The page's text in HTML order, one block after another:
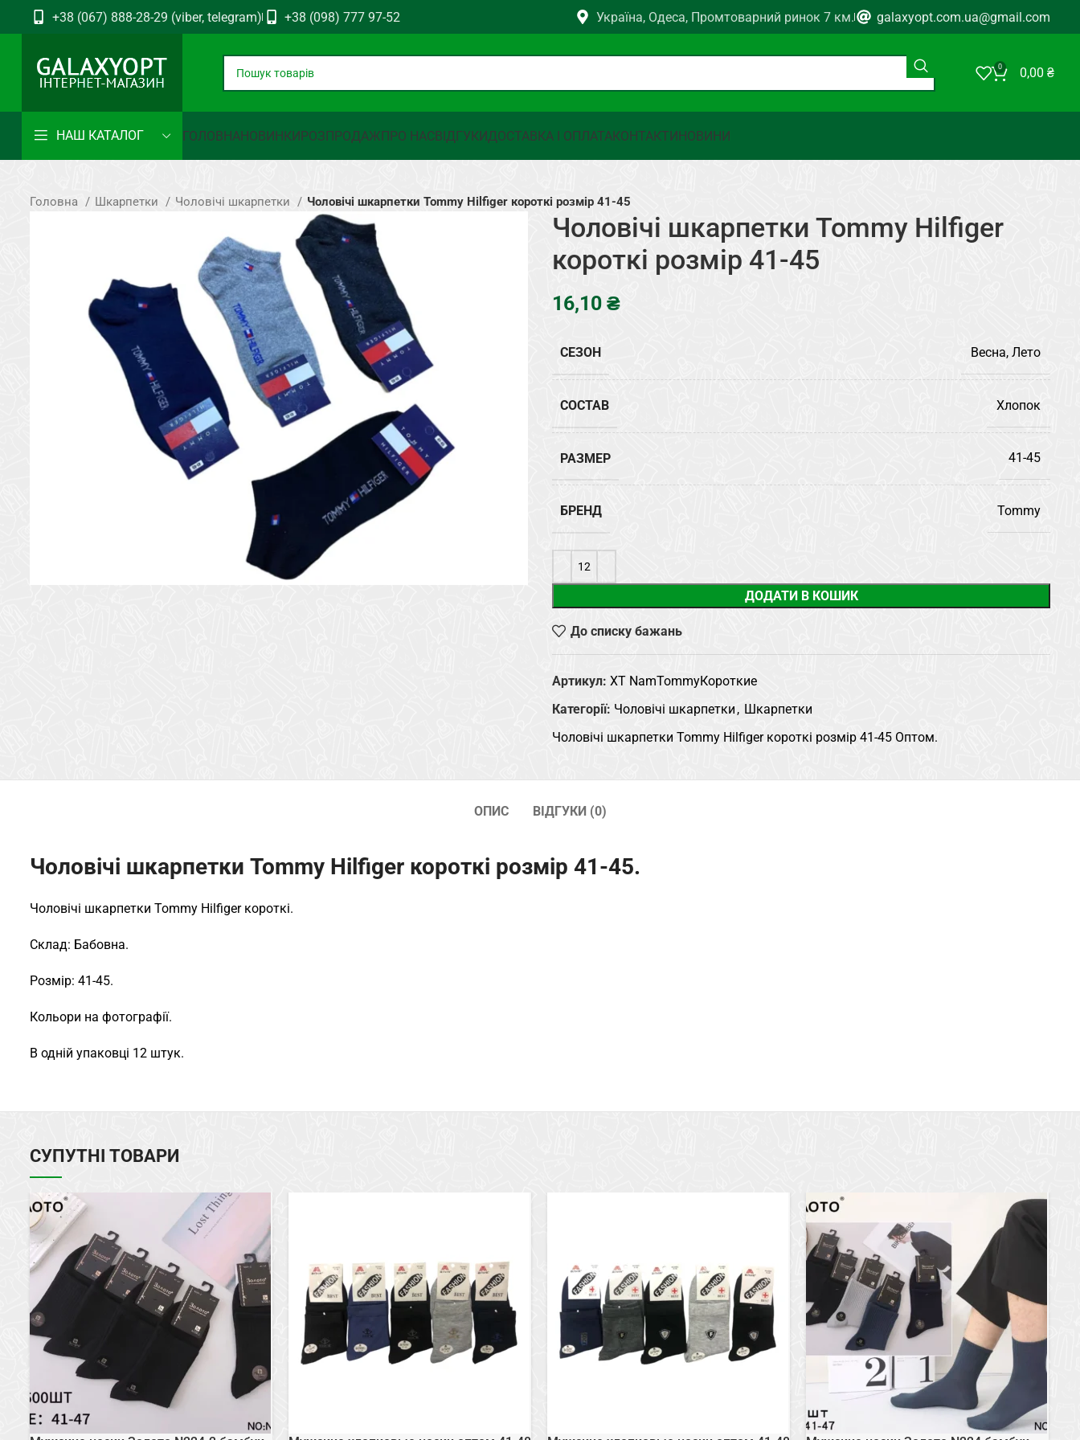
+38 (067) 888-28-29 (viber, telegram) +38 (098) 777 97-52 Україна, Одеса, Промтоварний ринок 7 км. galaxyopt.com.ua@gmail.com
0 0,00 ₴
НАШ КАТАЛОГ ГОЛОВНАНОВИНКИРОЗПРОДАЖПРО НАСВІДГУКИДОСТАВКА І ОПЛАТАКОНТАКТИНОВИНИ
Головна Шкарпетки Чоловічі шкарпетки Чоловічі шкарпетки Tommy Hilfiger короткі розмір 41-45
Чоловічі шкарпетки Tommy Hilfiger
короткі розмір 41-45
₴
СЕЗОН Весна, Лето
СОСТАВ Хлопок
РАЗМЕР 41-45
БРЕНД Tommy
ДОДАТИ В КОШИК
До списку бажань
Артикул: XT NamTommyКороткие
Категорії: Чоловічі шкарпетки , Шкарпетки
Чоловічі шкарпетки Tommy Hilfiger короткі розмір 41-45 Оптом.
ОПИС ВІДГУКИ (0)
Чоловічі шкарпетки Tommy Hilfiger короткі розмір 41-45.
Чоловічі шкарпетки Tommy Hilfiger короткі.
Склад: Бабовна.
Розмір: 41-45.
Кольори на фотографії.
В одній упаковці 12 штук.
СУПУТНІ ТОВАРИ